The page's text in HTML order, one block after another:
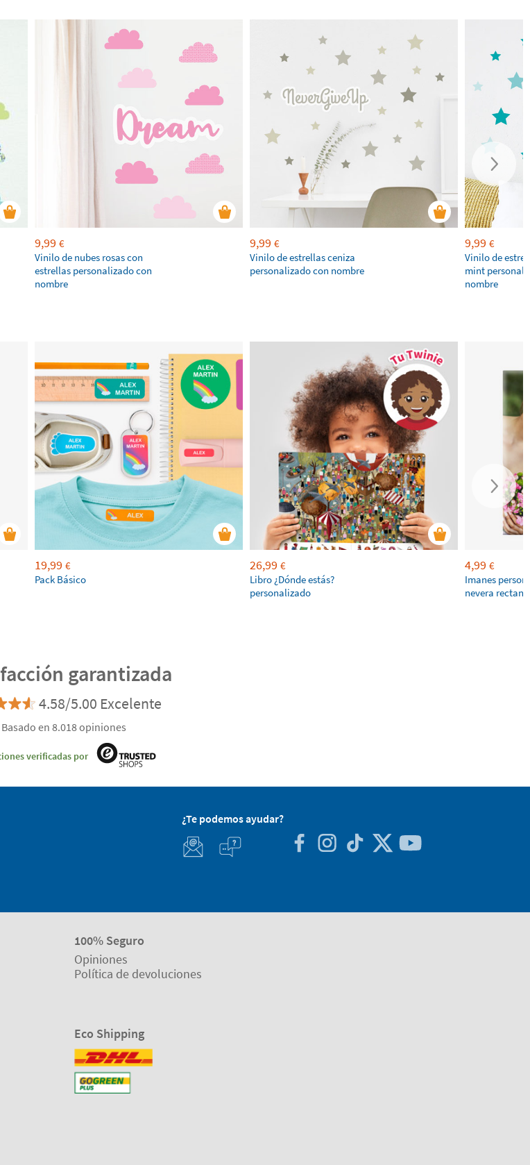
9,99 €
Vinilo de nubes rosas con
estrellas personalizado con
nombre
9,99 €
Vinilo de estrellas ceniza
personalizado con nombre
9,99 €
Vinilo de
mint
nombre
19,99 €
Pack Básico
26,99 €
Libro ¿Dónde estás?
personalizado
4,99 €
Imanes
nevera
garantizada
4.58/5.00 Excelente
Basado en 8.018 opiniones
verificadas por
¿Te podemos ayudar?
100% Seguro
Opiniones
Política de devoluciones
Eco Shipping